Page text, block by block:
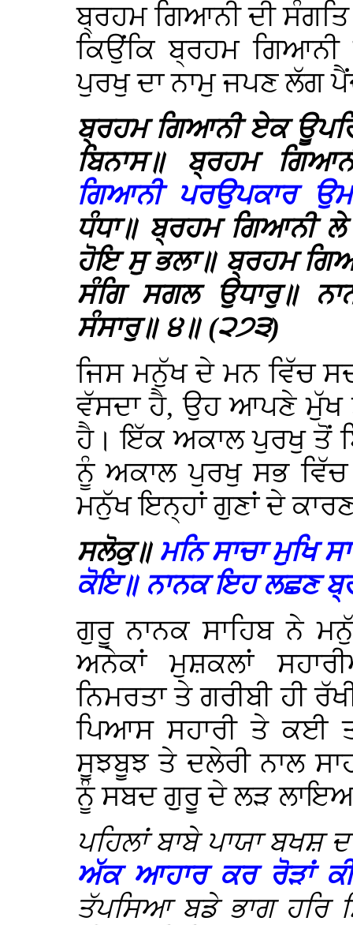
ਬ੍ਰਹਮ ਗਿਆਨੀ ਦੀ ਸੰਗਤਿ
ਕਿਉਂਕਿ ਬ੍ਰਹਮ ਗਿਆਨੀ
ਪੁਰਖੁ ਦਾ ਨਾਮੁ ਜਪਣ ਲੱਗ
ਬ੍ਰਹਮ ਗਿਆਨੀ ਏਕ
ਬਿਨਾਸ॥ ਬ੍ਰਹਮ
ਗਿਆਨੀ ਪਰਉਪਕਾਰ
ਧੰਧਾ॥ ਬ੍ਰਹਮ ਗਿਆਨੀ
ਹੋਇ ਸੁ ਭਲਾ॥ ਬ੍ਰਹਮ
ਸੰਗਿ ਸਗਲ ਉਧਾਰੁ॥
ਸੰਸਾਰੁ॥ ੪॥ (੨੭੩)
ਜਿਸ ਮਨੁੱਖ ਦੇ ਮਨ ਵਿੱਚ
ਵੱਸਦਾ ਹੈ, ਉਹ ਆਪਣੇ ਮੁੱਖ
ਹੈ। ਇੱਕ ਅਕਾਲ ਪੁਰਖੁ ਤੋਂ
ਨੂੰ ਅਕਾਲ ਪੁਰਖੁ ਸਭ ਵਿੱਚ
ਮਨੁੱਖ ਇਨ੍ਹਾਂ ਗੁਣਾਂ ਦੇ
ਸਲੋਕੁ॥ ਮਨਿ ਸਾਚਾ ਮੁਖਿ
ਕੋਇ॥ ਨਾਨਕ ਇਹ ਲਛਣ
ਗੁਰੂ ਨਾਨਕ ਸਾਹਿਬ ਨੇ
ਅਨੇਕਾਂ ਮੁਸ਼ਕਲਾਂ
ਨਿਮਰਤਾ ਤੇ ਗਰੀਬੀ ਹੀ
ਪਿਆਸ ਸਹਾਰੀ ਤੇ ਕਈ
ਸੂਝਬੂਝ ਤੇ ਦਲੇਰੀ ਨਾਲ
ਨੂੰ ਸਬਦ ਗੁਰੂ ਦੇ ਲੜ
ਪਹਿਲਾਂ ਬਾਬੇ ਪਾਯਾ
ਅੱਕ ਆਹਾਰ ਕਰ ਰੋੜਾਂ
ਤੱਪਸਿਆ ਬਡੇ ਭਾਗ ਹਰਿ